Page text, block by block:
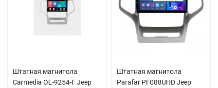
Штатная магнитола
Carmedia OL-9254-F Jeep
Штатная магнитола
Parafar PF088UHD Jeep